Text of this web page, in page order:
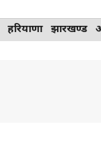
हरियाणा झारखण्ड